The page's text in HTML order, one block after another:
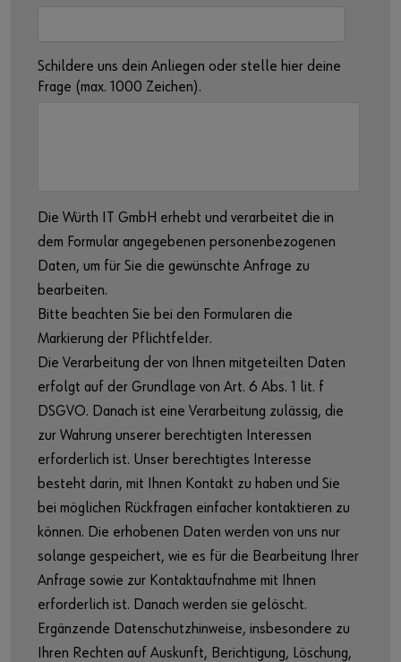
Schildere uns dein Anliegen oder stelle hier deine
Frage (max. 1000 Zeichen).
Die Würth IT GmbH erhebt und verarbeitet die in
dem Formular angegebenen personenbezogenen
Daten, um für Sie die gewünschte Anfrage zu
bearbeiten.
Bitte beachten Sie bei den Formularen die
Markierung der Pflichtfelder.
Die Verarbeitung der von Ihnen mitgeteilten Daten
erfolgt auf der Grundlage von Art. 6 Abs. 1 lit. f
DSGVO. Danach ist eine Verarbeitung zulässig, die
zur Wahrung unserer berechtigten Interessen
erforderlich ist. Unser berechtigtes Interesse
besteht darin, mit Ihnen Kontakt zu haben und Sie
bei möglichen Rückfragen einfacher kontaktieren zu
können. Die erhobenen Daten werden von uns nur
solange gespeichert, wie es für die Bearbeitung Ihrer
Anfrage sowie zur Kontaktaufnahme mit Ihnen
erforderlich ist. Danach werden sie gelöscht.
Ergänzende Datenschutzhinweise, insbesondere zu
Ihren Rechten auf Auskunft, Berichtigung, Löschung,